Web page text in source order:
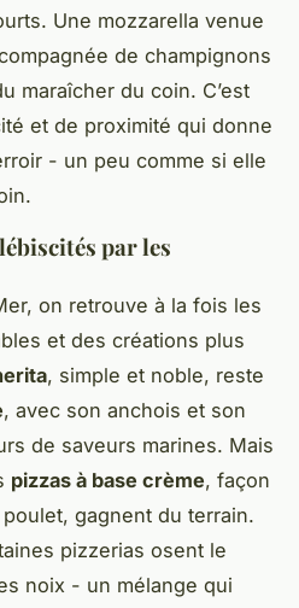
Une mozzarella venue
de champignons
maraîcher du coin. C’est
et de proximité qui donne
- un peu comme si elle
par les
on retrouve à la fois les
et des créations plus
, simple et noble, reste
, avec son anchois et son
de saveurs marines. Mais
pizzas à base crème, façon
gagnent du terrain.
pizzerias osent le
noix - un mélange qui